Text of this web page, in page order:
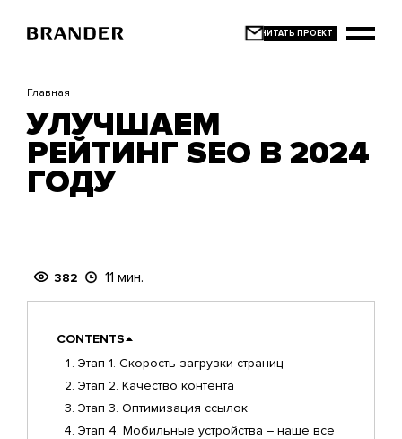
основному
Главная
УЛУЧШАЕМ
РЕЙТИНГ SEO В 2024
ГОДУ
382 11 мин.
CONTENTS
Этап 1. Скорость загрузки страниц
Этап 2. Качество контента
Этап 3. Оптимизация ссылок
Этап 4. Мобильные устройства – наше все